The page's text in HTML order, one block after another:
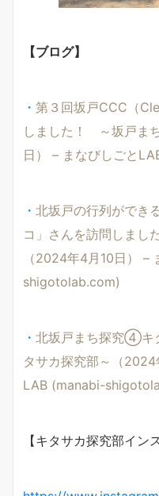
【ブログ】
・ 第３回坂戸CCC（
しました！ ～坂戸ま
日） – まなびしごと
・ 北坂戸の行列ができ
コ」さんを訪問しま
（2024年4月10日）
shigotolab.com)
・ 北坂戸まち探究④キ
タサカ探究部～（
LAB (manabi-
【キタサカ探究部イン